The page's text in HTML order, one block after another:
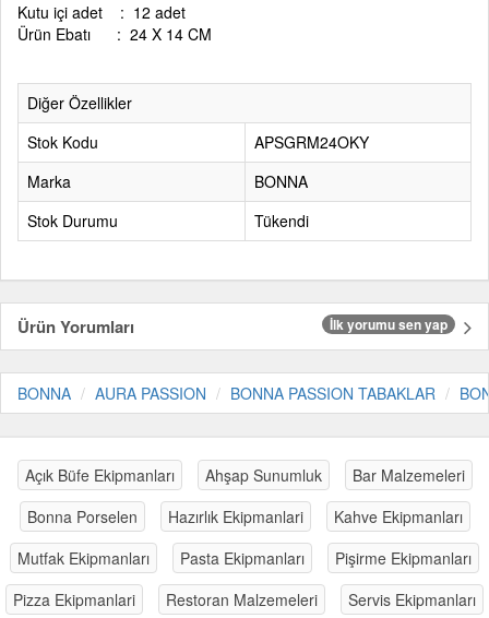
Kutu içi adet : 12 adet
Ürün Ebatı : 24 X 14 CM
Diğer Özellikler
Stok Kodu
APSGRM24OKY
Marka
BONNA
Stok Durumu
Tükendi
Ürün Yorumları İlk yorumu sen yap
BONNA AURA PASSION BONNA PASSION TABAKLAR
Açık Büfe Ekipmanları Ahşap Sunumluk
Bar Malzemeleri
Bonna Porselen
Hazırlık Ekipmanlari
Kahve Ekipmanları
Mutfak Ekipmanları
Pasta Ekipmanları
Pişirme Ekipmanları
Pizza Ekipmanlari
Restoran Malzemeleri Servis Ekipmanları